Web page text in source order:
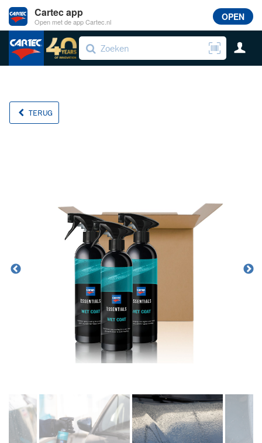
TERUG
Cartec app
Open met de app Cartec.nl OPEN